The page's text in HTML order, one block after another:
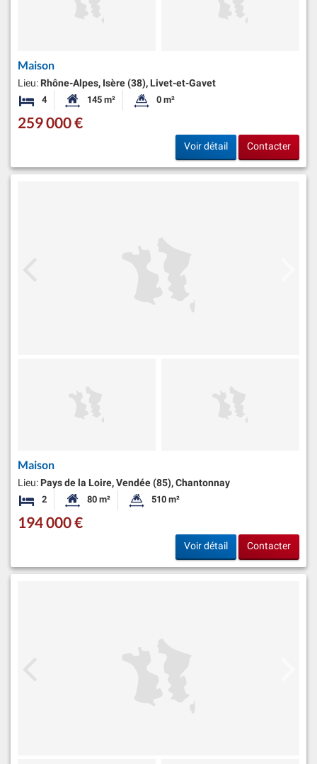
Maison
Lieu: Rhône-Alpes, Isère (38), Livet-et-Gavet
4 Chambres Surface habitable:
145 m² Superficie du terrain:
0 m²
259 000 €
Voir détail Contacter
Maison
Lieu: Pays de la Loire, Vendée (85), Chantonnay
2 ChambresSurface habitable:
80 m² Superficie du terrain:
510 m²
194 000 €
Voir détail Contacter